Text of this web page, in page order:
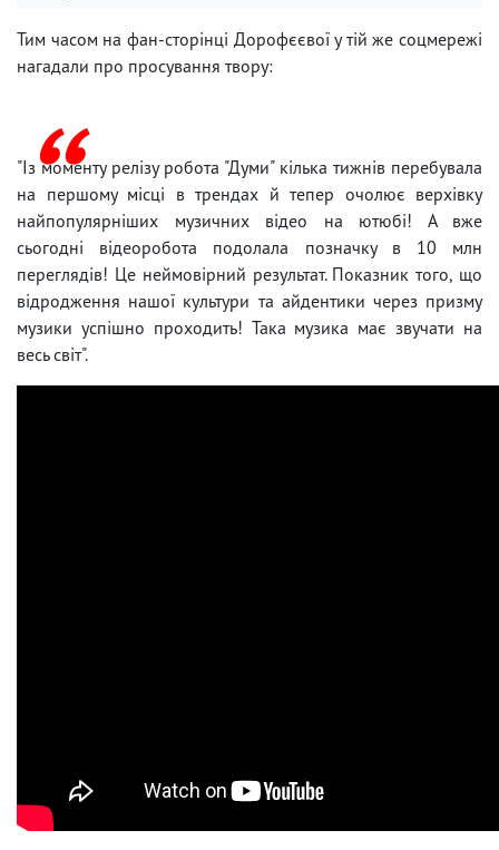
Тим часом на фан-сторінці Дорофєєвої у тій же соцмережі
нагадали про просування твору:
"Із моменту релізу робота "Думи" кілька тижнів перебувала
на першому місці в трендах й тепер очолює верхівку
найпопулярніших музичних відео на ютюбі! А вже
сьогодні відеоробота подолала позначку в 10 млн
переглядів! Це неймовірний результат. Показник того, що
відродження нашої культури та айдентики через призму
музики успішно проходить! Така музика має звучати на
весь світ".